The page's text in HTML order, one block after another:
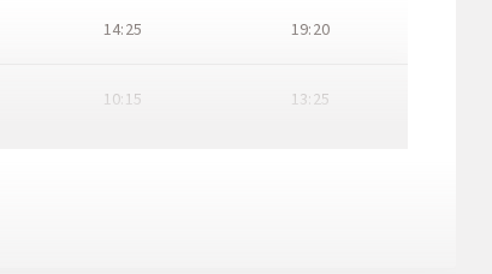
14:25 19:20
10:15 13:25